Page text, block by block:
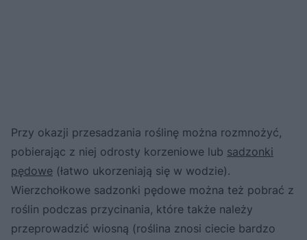
Przy okazji przesadzania roślinę można rozmnożyć,
pobierając z niej odrosty korzeniowe lub sadzonki
pędowe (łatwo ukorzeniają się w wodzie).
Wierzchołkowe sadzonki pędowe można też pobrać z
roślin podczas przycinania, które także należy
przeprowadzić wiosną (roślina znosi ciecie bardzo